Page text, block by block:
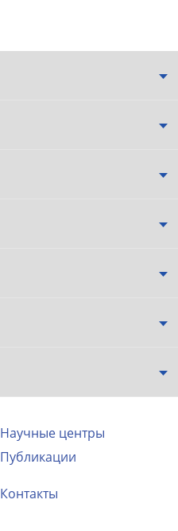
Научные центры
Публикации
Контакты